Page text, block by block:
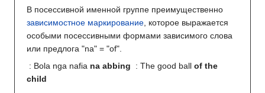
В посессивной именной группе преимущественно
зависимостное маркирование, которое выражается
особыми посессивными формами зависимого слова
или предлога "na" = "of".
: Bola nga nafia na abbing : The good ball of the
child